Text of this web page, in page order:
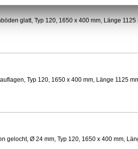
glatt, Typ 120, 1650 x 400 mm, Länge
Typ 120, 1650 x 400 mm, Länge 1125
gelocht, Ø 24 mm, Typ 120, 1650 x 400 mm,